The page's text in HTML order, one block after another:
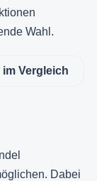
Wahl.
Vergleich
Dabei